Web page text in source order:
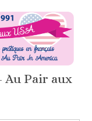
Au Pair aux